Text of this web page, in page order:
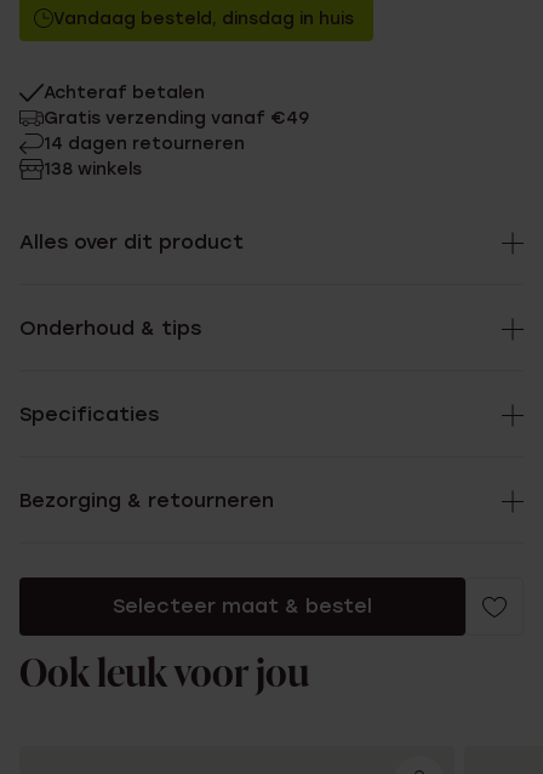
Vandaag besteld, dinsdag in huis
Achteraf betalen
Gratis verzending vanaf €49
14 dagen retourneren
138 winkels
Alles over dit product
Onderhoud & tips
Specificaties
Bezorging & retourneren
Selecteer maat & bestel
Ook leuk voor jou